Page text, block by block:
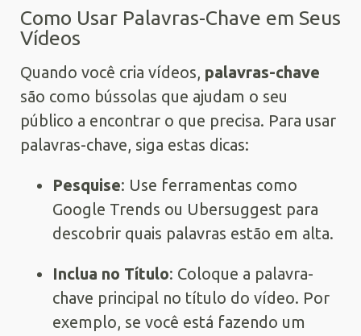
Como Usar Palavras-Chave em Seus
Vídeos
Quando você cria vídeos, palavras-chave
são como bússolas que ajudam o seu
público a encontrar o que precisa. Para usar
palavras-chave, siga estas dicas:
Pesquise: Use ferramentas como
Google Trends ou Ubersuggest para
descobrir quais palavras estão em alta.
Inclua no Título: Coloque a palavra-
chave principal no título do vídeo. Por
exemplo, se você está fazendo um